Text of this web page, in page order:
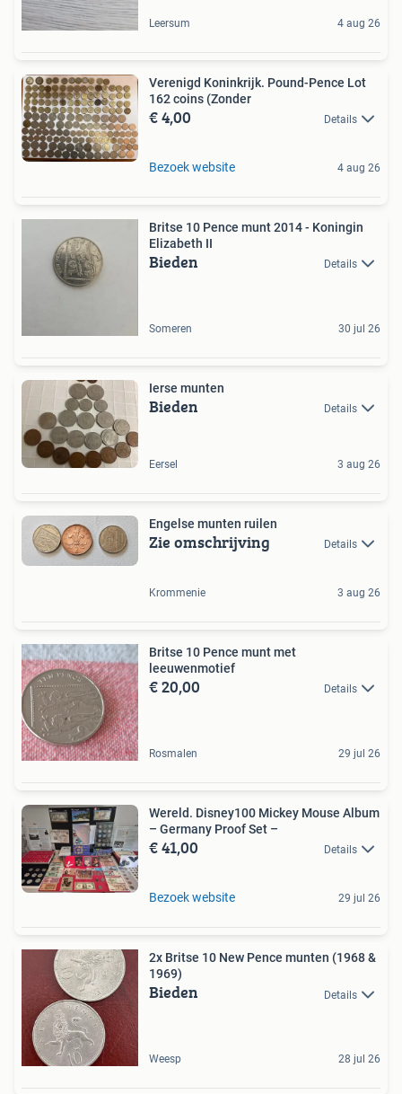
Leersum 4 aug 26
Verenigd Koninkrijk. Pound-Pence Lot
162 coins (Zonder
€ 4,00 Details
Bezoek website 4 aug 26
Britse 10 Pence munt 2014 - Koningin
Elizabeth II
Bieden Details
Someren 30 jul 26
Ierse munten
Bieden Details
Eersel 3 aug 26
Engelse munten ruilen
Zie omschrijving Details
Krommenie 3 aug 26
Britse 10 Pence munt met
leeuwenmotief
€ 20,00 Details
Rosmalen 29 jul 26
Wereld. Disney100 Mickey Mouse Album
– Germany Proof Set –
€ 41,00 Details
Bezoek website 29 jul 26
2x Britse 10 New Pence munten (1968 &
1969)
Bieden Details
Weesp 28 jul 26